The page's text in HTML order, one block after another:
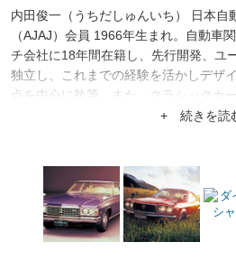
内田俊一（うちだしゅんいち） 日本自
（AJAJ）会員 1966年生まれ。自動車
チ会社に18年間在籍し、先行開発、ユ
独立し、これまでの経験を活かしデザ
点を中心に執筆。また、クラシックカ
保有車は車検切れのルノー25バカラと
+ 続きを読